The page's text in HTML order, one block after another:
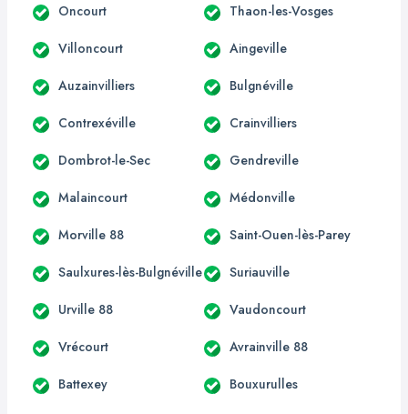
Oncourt Thaon-les-Vosges
Villoncourt Aingeville
Auzainvilliers Bulgnéville
Contrexéville Crainvilliers
Dombrot-le-Sec Gendreville
Malaincourt Médonville
Morville 88 Saint-Ouen-lès-Parey
Saulxures-lès-Bulgnéville Suriauville
Urville 88 Vaudoncourt
Vrécourt Avrainville 88
Battexey Bouxurulles